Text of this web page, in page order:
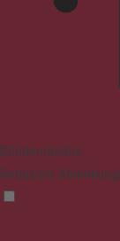
Blindenmodus
Reduziert